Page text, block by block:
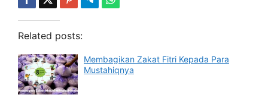
Related posts:
Membagikan Zakat Fitri Kepada Para
Mustahiqnya